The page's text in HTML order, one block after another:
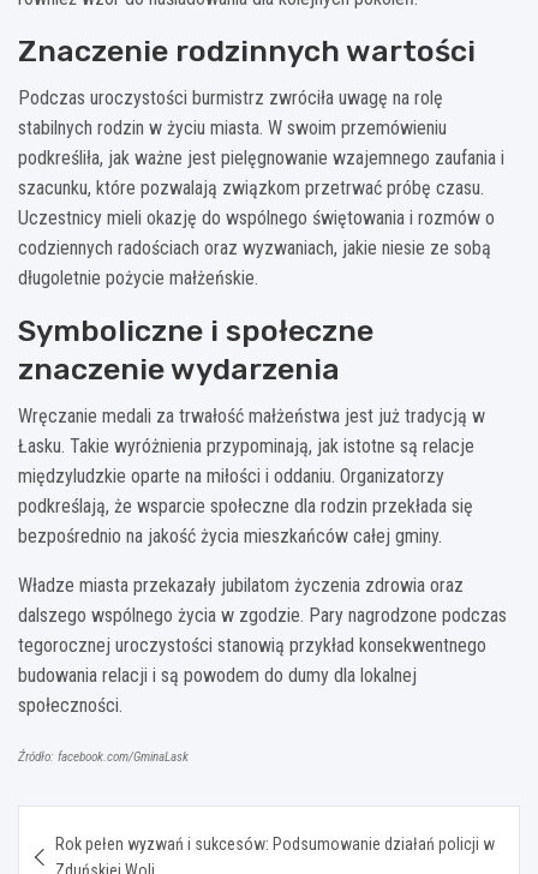
Znaczenie rodzinnych wartości
Podczas uroczystości burmistrz zwróciła uwagę na rolę
stabilnych rodzin w życiu miasta. W swoim przemówieniu
podkreśliła, jak ważne jest pielęgnowanie wzajemnego zaufania i
szacunku, które pozwalają związkom przetrwać próbę czasu.
Uczestnicy mieli okazję do wspólnego świętowania i rozmów o
codziennych radościach oraz wyzwaniach, jakie niesie ze sobą
długoletnie pożycie małżeńskie.
Symboliczne i społeczne
znaczenie wydarzenia
Wręczanie medali za trwałość małżeństwa jest już tradycją w
Łasku. Takie wyróżnienia przypominają, jak istotne są relacje
międzyludzkie oparte na miłości i oddaniu. Organizatorzy
podkreślają, że wsparcie społeczne dla rodzin przekłada się
bezpośrednio na jakość życia mieszkańców całej gminy.
Władze miasta przekazały jubilatom życzenia zdrowia oraz
dalszego wspólnego życia w zgodzie. Pary nagrodzone podczas
tegorocznej uroczystości stanowią przykład konsekwentnego
budowania relacji i są powodem do dumy dla lokalnej
społeczności.
Źródło: facebook.com/GminaLask
wpisu
Rok pełen wyzwań i sukcesów: Podsumowanie działań policji w
Zduńskiej Woli